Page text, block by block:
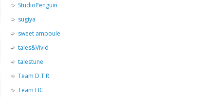
StudioPenguin
sugiya
sweet ampoule
tales&Vivid
talestune
Team D.T.R.
Team HC